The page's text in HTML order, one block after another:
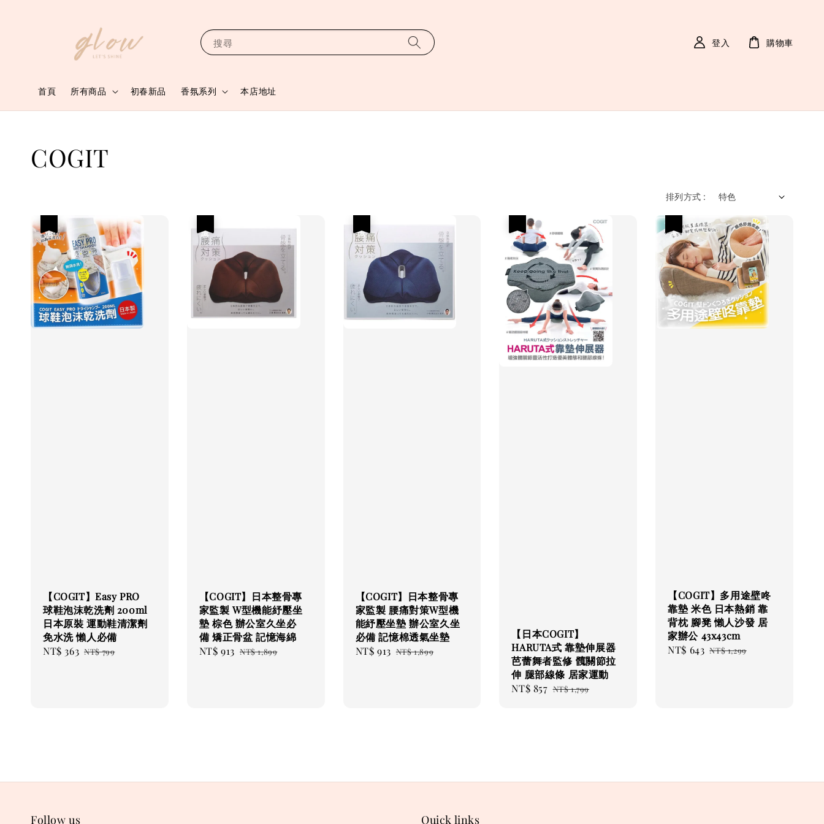
搜尋
首頁 所有商品 初春新品 香氛系列 本店地址
登入 購物車
COGIT
排列方式 :
【COGIT】Easy PRO
球鞋泡沫乾洗劑 200ml
日本原裝 運動鞋清潔劑
免水洗 懶人必備
Sale
NT$ 363 Regular
NT$ 799
【COGIT】日本整骨專
家監製 W型機能紓壓坐
墊 棕色 辦公室久坐必
備 矯正骨盆 記憶海綿
Sale
NT$ 913 Regular
NT$ 1,899
【COGIT】日本整骨專
家監製 腰痛對策W型機
能紓壓坐墊 辦公室久坐
必備 記憶棉透氣坐墊
Sale
NT$ 913 Regular
NT$ 1,899
【日本COGIT】
HARUTA式 靠墊伸展器
芭蕾舞者監修 髖關節拉
伸 腿部線條 居家運動
Sale
NT$ 857 Regular
NT$ 1,799
【COGIT】多用途壁咚
靠墊 米色 日本熱銷 靠
背枕 腳凳 懶人沙發 居
家辦公 43x43cm
Sale
NT$ 643 Regular
NT$ 1,299
Follow us Quick links